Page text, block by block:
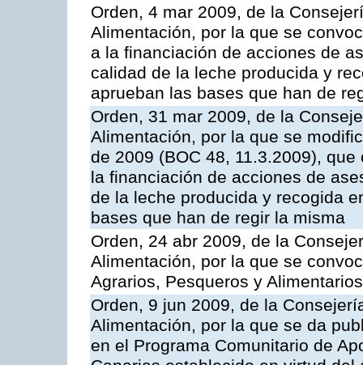
Orden, 4 mar 2009, de la
Alimentación, por la que se
a la financiación de acciones de
calidad de la leche producida y
aprueban las bases que han de
Orden, 31 mar 2009, de la
Alimentación, por la que se
de 2009 (BOC 48, 11.3.2009),
la financiación de acciones de
de la leche producida y recogida
bases que han de regir la misma
Orden, 24 abr 2009, de la
Alimentación, por la que se
Agrarios, Pesqueros y
Orden, 9 jun 2009, de la
Alimentación, por la que se da
en el Programa Comunitario de